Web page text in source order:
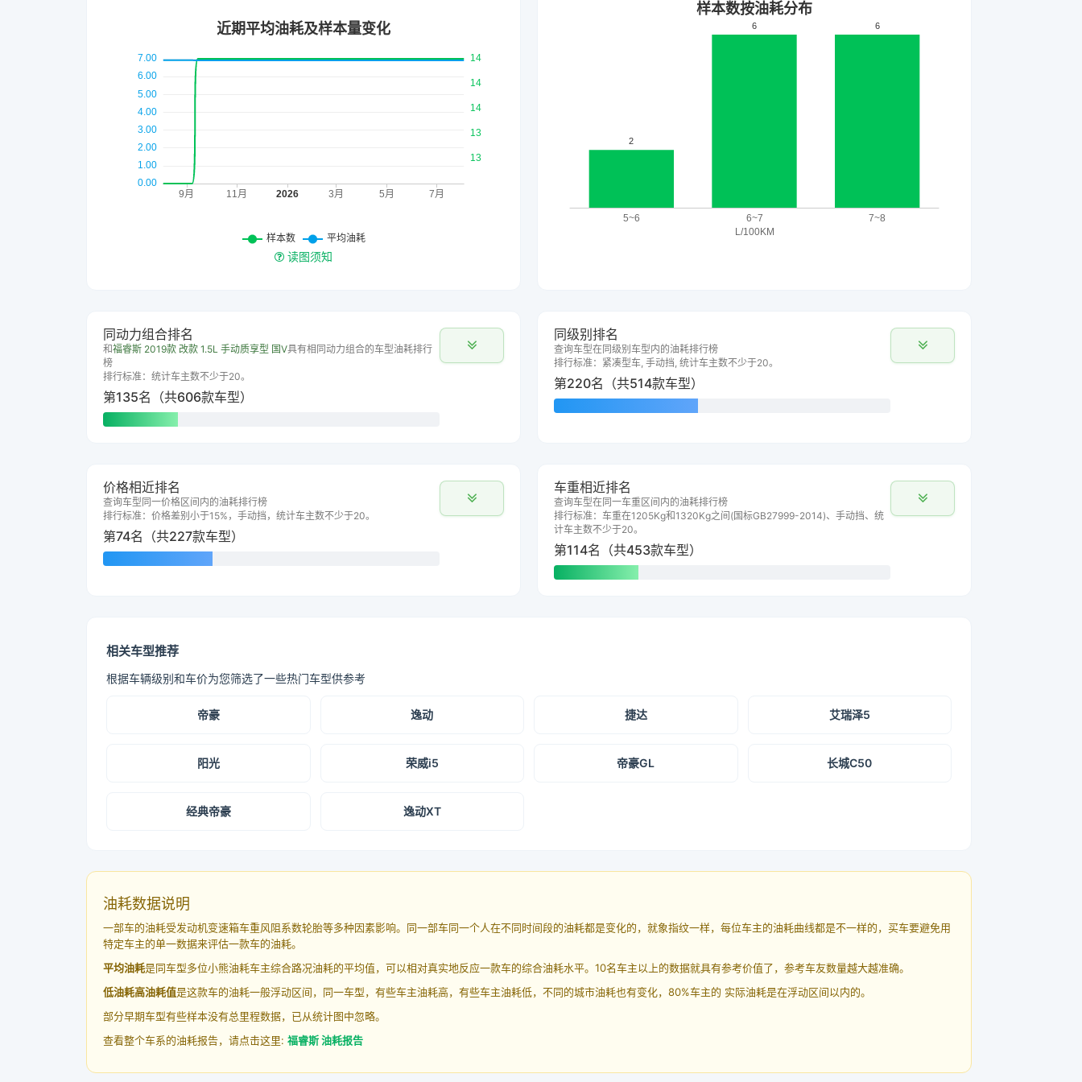
读图须知
同动力组合排名
和福睿斯 2019款 改款 1.5L 手动质享型 国V具有相同动力组合的车型油耗排行
榜
排行标准：统计车主数不少于20。
第135名（共606款车型）
同级别排名
查询车型在同级别车型内的油耗排行榜
排行标准：紧凑型车, 手动挡, 统计车主数不少于20。
第220名（共514款车型）
价格相近排名
查询车型同一价格区间内的油耗排行榜
排行标准：价格差别小于15%，手动挡，统计车主数不少于20。
第74名（共227款车型）
车重相近排名
查询车型在同一车重区间内的油耗排行榜
排行标准：车重在1205Kg和1320Kg之间(国标GB27999-2014)、手动挡、统
计车主数不少于20。
第114名（共453款车型）
相关车型推荐
根据车辆级别和车价为您筛选了一些热门车型供参考
帝豪 逸动 捷达 艾瑞泽5
阳光 荣威i5 帝豪GL 长城C50
经典帝豪 逸动XT
油耗数据说明
一部车的油耗受发动机变速箱车重风阻系数轮胎等多种因素影响。同一部车同一个人在不同时间段的油耗都是变化的，就象指纹一样，每位车主的油耗曲线都是不一样的，买车要避免用
特定车主的单一数据来评估一款车的油耗。
平均油耗是同车型多位小熊油耗车主综合路况油耗的平均值，可以相对真实地反应一款车的综合油耗水平。10名车主以上的数据就具有参考价值了，参考车友数量越大越准确。
低油耗高油耗值是这款车的油耗一般浮动区间，同一车型，有些车主油耗高，有些车主油耗低，不同的城市油耗也有变化，80%车主的 实际油耗是在浮动区间以内的。
部分早期车型有些样本没有总里程数据，已从统计图中忽略。
查看整个车系的油耗报告，请点击这里: 福睿斯 油耗报告